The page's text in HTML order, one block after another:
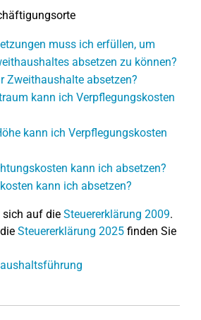
muss ich erfüllen, um
absetzen zu können?
Zweithaushalte absetzen?
kann ich Verpflegungskosten
kann ich Verpflegungskosten
kann ich absetzen?
kann ich absetzen?
sich auf die Steuererklärung 2009.
Steuererklärung 2025 finden Sie